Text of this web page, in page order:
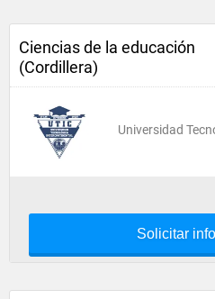
Ciencias de la educación
(Cordillera)
Universidad
Solicitar